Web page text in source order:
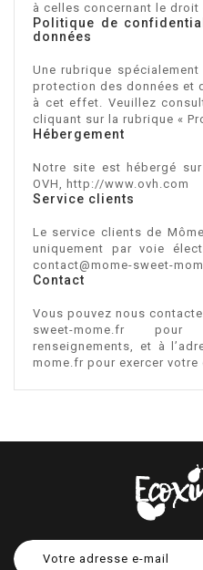
à celles concernant le droit
Politique de
données
Une rubrique
protection des données et
à cet effet. Veuillez
cliquant sur la rubrique «
Hébergement
Notre site est hébergé
OVH, http://www.ovh.com
Service clients
Le service clients de
uniquement par voie
contact@mome-sweet-
Contact
Vous pouvez nous
sweet-mome.fr pour
renseignements, et à
mome.fr pour exercer